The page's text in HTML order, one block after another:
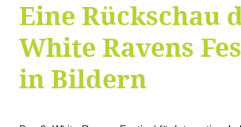
Eine Rückschau
White Ravens
in Bildern